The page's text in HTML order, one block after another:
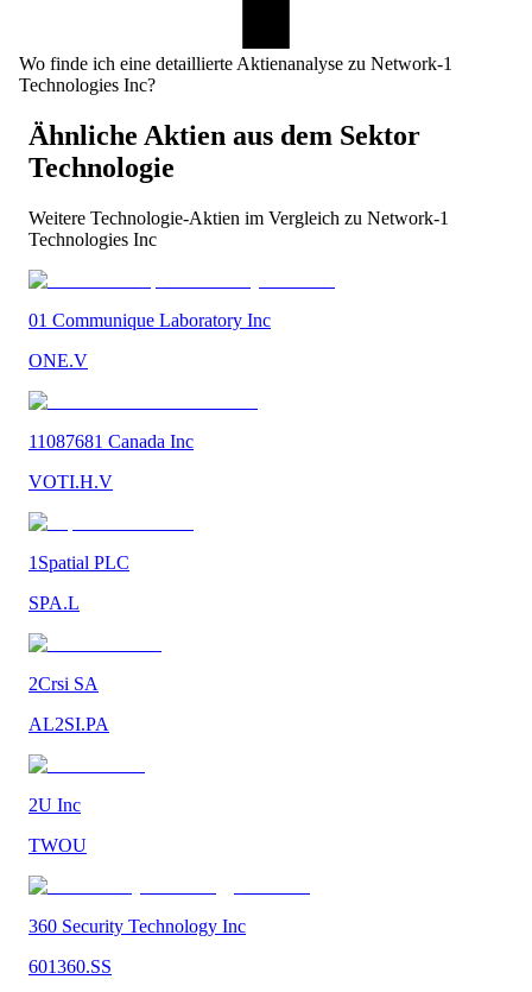
Wo finde ich eine detaillierte Aktienanalyse zu Network-1
Technologies Inc?
Ähnliche Aktien aus dem Sektor
Technologie
Weitere Technologie-Aktien im Vergleich zu Network-1
Technologies Inc
01 Communique Laboratory Inc
ONE.V
11087681 Canada Inc
VOTI.H.V
1Spatial PLC
SPA.L
2Crsi SA
AL2SI.PA
2U Inc
TWOU
360 Security Technology Inc
601360.SS